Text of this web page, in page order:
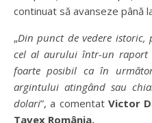
continuat să avanseze până
„Din punct de vedere
cel al aurului într-un raport
foarte posibil ca în
argintului atingând sau
dolari”, a comentat Victor
Tavex România.